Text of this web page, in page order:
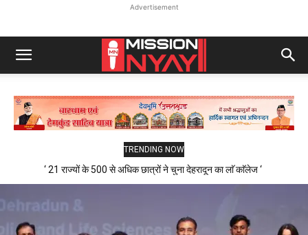
Advertisement
TRENDING NOW
‘ 21 राज्यों के 500 से अधिक छात्रों ने चुना देहरादून का लाॅ काॅलेज ‘